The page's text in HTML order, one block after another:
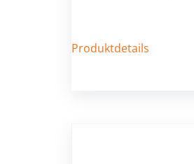
Produktdetails